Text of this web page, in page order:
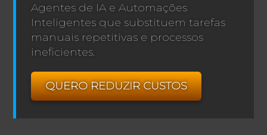
Agentes de IA e Automações
Inteligentes que substituem tarefas
manuais repetitivas e processos
ineficientes.
QUERO REDUZIR CUSTOS